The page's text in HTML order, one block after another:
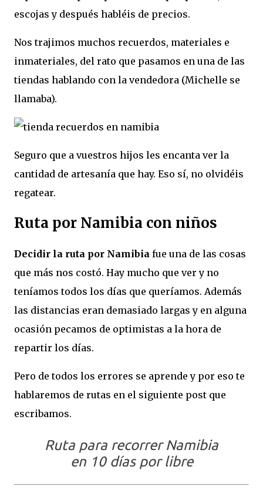
escojas y después habléis de precios.
Nos trajimos muchos recuerdos, materiales e
inmateriales, del rato que pasamos en una de las
tiendas hablando con la vendedora (Michelle se
llamaba).
Seguro que a vuestros hijos les encanta ver la
cantidad de artesanía que hay. Eso sí, no olvidéis
regatear.
Ruta por Namibia con niños
Decidir la ruta por Namibia fue una de las cosas
que más nos costó. Hay mucho que ver y no
teníamos todos los días que queríamos. Además
las distancias eran demasiado largas y en alguna
ocasión pecamos de optimistas a la hora de
repartir los días.
Pero de todos los errores se aprende y por eso te
hablaremos de rutas en el siguiente post que
escribamos.
Ruta para recorrer Namibia
en 10 días por libre